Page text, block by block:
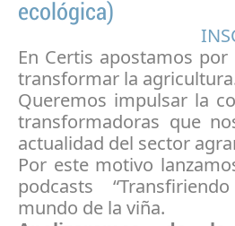
ecológica)
En Certis apostamos
transformar la
Queremos impulsar la
transformadoras que
actualidad del sector
Por este motivo
podcasts
mundo de la viña.